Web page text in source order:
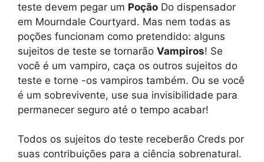
teste devem pegar um Poção Do dispensador
em Mourndale Courtyard. Mas nem todas as
poções funcionam como pretendido: alguns
sujeitos de teste se tornarão Vampiros! Se
você é um vampiro, caça os outros sujeitos do
teste e torne -os vampiros também. Ou se você
é um sobrevivente, use sua invisibilidade para
permanecer seguro até o tempo acabar!
Todos os sujeitos do teste receberão Creds por
suas contribuições para a ciência sobrenatural.